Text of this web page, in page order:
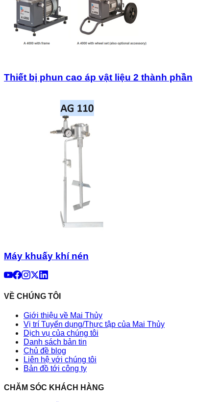
Thiết bị phun cao áp vật liệu 2 thành phần
Máy khuấy khí nén
VỀ CHÚNG TÔI
Giới thiệu về Mai Thủy
Vị trí Tuyển dụng/Thực tập của Mai Thủy
Dịch vụ của chúng tôi
Danh sách bản tin
Chủ đề blog
Liên hệ với chúng tôi
Bản đồ tới công ty
CHĂM SÓC KHÁCH HÀNG